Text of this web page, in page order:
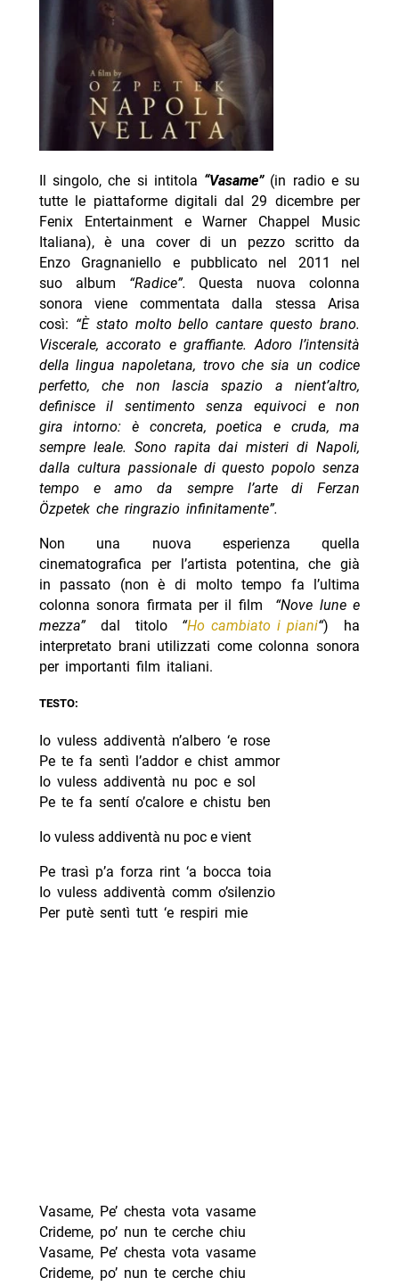
Il singolo, che si intitola “Vasame” (in radio e su
tutte le piattaforme digitali dal 29 dicembre per
Fenix Entertainment e Warner Chappel Music
Italiana), è una cover di un pezzo scritto da
Enzo Gragnaniello e pubblicato nel 2011 nel
suo album “Radice”.Questa nuova colonna
sonora viene commentata dalla stessa Arisa
così: “È stato molto bello cantare questo brano.
Viscerale, accorato e graffiante. Adoro l’intensità
della lingua napoletana, trovo che sia un codice
perfetto, che non lascia spazio a nient’altro,
definisce il sentimento senza equivoci e non
gira intorno: è concreta, poetica e cruda, ma
sempre leale. Sono rapita dai misteri di Napoli,
dalla cultura passionale di questo popolo senza
tempo e amo da sempre l’arte di Ferzan
Özpetek che ringrazio infinitamente”.
Non una nuova esperienza quella
cinematografica per l’artista potentina, che già
in passato (non è di molto tempo fa l’ultima
colonna sonora firmata per il film
“Nove lune e
mezza”dal titolo“Ho cambiato i piani“) ha
interpretato brani utilizzati come colonna sonora
per importanti film italiani.
TESTO:
Io vuless addiventà n’albero ‘e rose
Pe te fa sentì l’addor e chist ammor
Io vuless addiventà nu poc e sol
Pe te fa sentí o’calore e chistu ben
Io vuless addiventà nu poc e vient
Pe trasì p’a forza rint ‘a bocca toia
Io vuless addiventà comm o’silenzio
Per putè sentì tutt ‘e respiri mie
Vasame, Pe’ chesta vota vasame
Crideme, po’ nun te cerche chiu
Vasame, Pe’ chesta vota vasame
Crideme, po’ nun te cerche chiu